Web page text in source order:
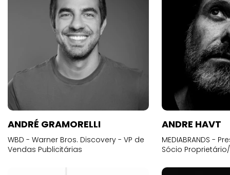
ANDRÉ GRAMORELLI
WBD - Warner Bros. Discovery - VP de
Vendas Publicitárias
ANDRE HAVT
MEDIABRANDS -
Sócio